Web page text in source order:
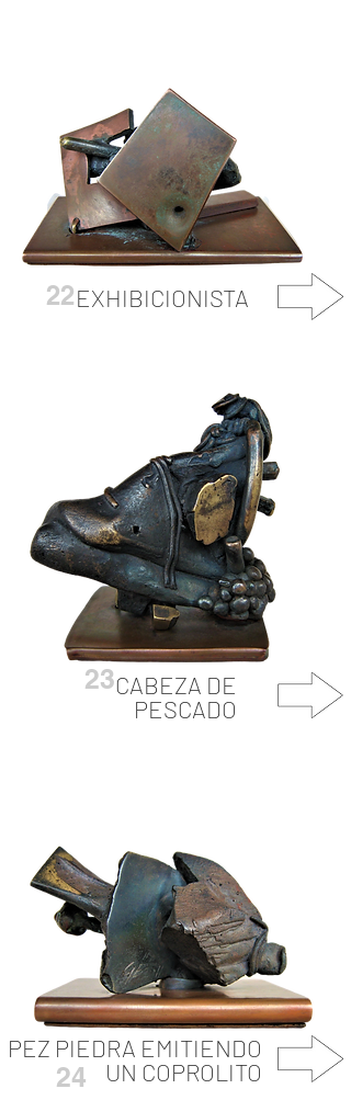
PEZ PIEDRA EMITIENDO
UN COPROLITO
EXHIBICIONISTA
24
22
CABEZA DE
PESCADO
23